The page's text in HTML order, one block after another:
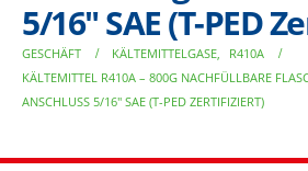
5/16″ SAE (T-PED
GESCHÄFT KÄLTEMITTELGASE,
R410A
KÄLTEMITTEL R410A – 800G NACHFÜLLBARE
ANSCHLUSS 5/16″ SAE (T-PED ZERTIFIZIERT)